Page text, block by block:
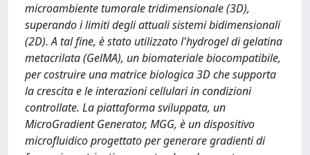
microambiente tumorale tridimensionale (3D),
superando i limiti degli attuali sistemi bidimensionali
(2D). A tal fine, è stato utilizzato l'hydrogel di gelatina
metacrilata (GelMA), un biomateriale biocompatibile,
per costruire una matrice biologica 3D che supporta
la crescita e le interazioni cellulari in condizioni
controllate. La piattaforma sviluppata, un
MicroGradient Generator, MGG, è un dispositivo
microfluidico progettato per generare gradienti di